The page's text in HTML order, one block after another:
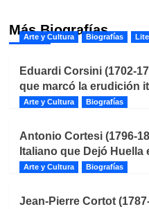
Más Biografías
Arte y Cultura Biografías
Eduardi Corsini (1702-
que marcó la erudición
Arte y Cultura Biografías
Antonio Cortesi (1796-
Italiano que Dejó Huella
Arte y Cultura Biografías
Jean-Pierre Cortot